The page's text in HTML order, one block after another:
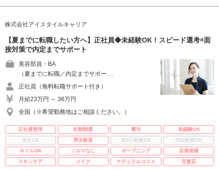
株式会社アイスタイルキャリア
【夏までに転職したい方へ】正社員◆未経験OK！スピード選考×面
接対策で内定までサポート
美容部員・BA
（夏までに転職／内定までサポー …
正社員（無料転職サポート付き）
月給23万円 ～ 36万円
全国（※希望勤務地はご相談ください。）
正社員登用 社割制度 賞与
未経験OK
学生OK
男女歓迎 週3日勤務OK
時短勤務OK
ネイルOK
ノルマなし オープニング
店長候補
スキンケア
メイク ナチュラルコスメ 百貨店